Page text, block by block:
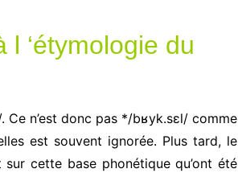
‘étymologie du
Ce n’est donc pas */bʁyk.sɛl/ comme
est souvent ignorée. Plus tard, le
cette base phonétique qu’ont été